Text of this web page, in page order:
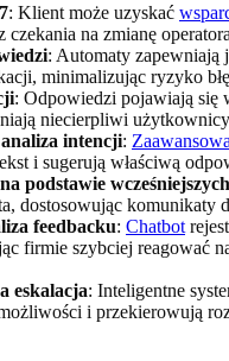
: Klient może uzyskać
czekania na zmianę
: Automaty zapewniają
minimalizując ryzyko
: Odpowiedzi pojawiają się
niecierpliwi
intencji:
i sugerują właściwą
podstawie
dostosowując komunikaty
feedbacku: Chatbot
firmie szybciej reagować
eskalacja: Inteligentne
i przekierowują